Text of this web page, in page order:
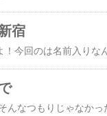
宿
今回のは名前入りな